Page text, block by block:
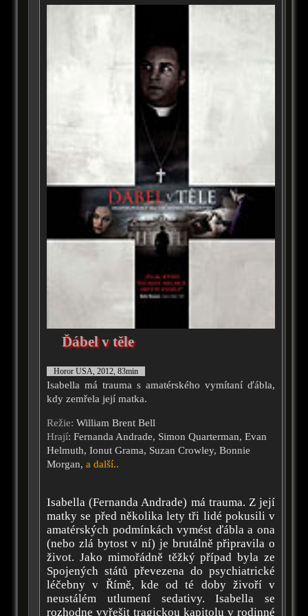
Ďábel v těle
Horor USA, 2012, 83min
Isabella má trauma s amatérského vymítaní ďábla,
kdy zemřela její matka.
Režie: William Brent Bell
Hrají: Fernanda Andrade, Simon Quarterman, Evan
Helmuth, Ionut Grama, Suzan Crowley, Bonnie
Morgan, a další..
Isabella (Fernanda Andrade) má trauma. Z její
matky se před několika lety tři lidé pokusili v
amatérských podmínkách vymést ďábla a ona
(nebo zlá bytost v ní) je brutálně připravila o
život. Jako mimořádně těžký případ byla ze
Spojených států převezena do psychiatrické
léčebny v Římě, kde od té doby živoří v
neustálém utlumení sedativy. Isabella se
rozhodne vyřešit tragickou kapitolu v rodinné